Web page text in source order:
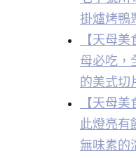
掛爐烤鴨
【天母
母必吃，
的美式切
【天母
此燈亮有
無味素的